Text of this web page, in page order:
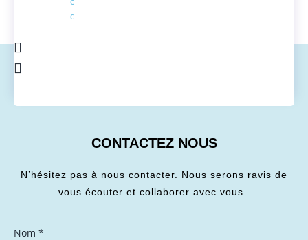
de l'énergie
CONTACTEZ NOUS
N’hésitez pas à nous contacter. Nous serons ravis de
vous écouter et collaborer avec vous.
Nom *